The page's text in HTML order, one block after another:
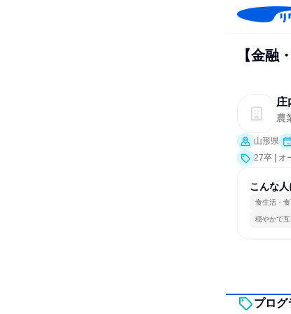
【金融
庄
農
山形県
27卒 | オ
こんな
食生活・
穏やかで
プログ